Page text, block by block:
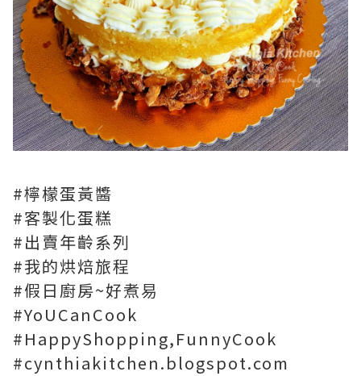
#檸檬蛋黃醬
#客製化蛋糕
#出賣年齡系列
#我的烘焙旅程
#假日廚房~好煮易
#YoUCanCook
#HappyShopping,FunnyCook
#cynthiakitchen.blogspot.com